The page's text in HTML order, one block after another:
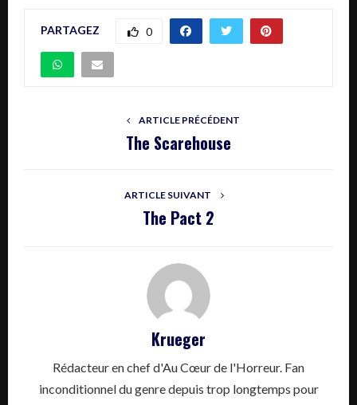
PARTAGEZ 0
ARTICLE PRÉCÉDENT
The Scarehouse
ARTICLE SUIVANT
The Pact 2
Krueger
Rédacteur en chef d'Au Cœur de l'Horreur. Fan
inconditionnel du genre depuis trop longtemps pour